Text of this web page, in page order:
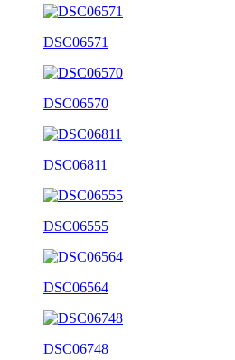
DSC06571
DSC06570
DSC06811
DSC06555
DSC06564
DSC06748